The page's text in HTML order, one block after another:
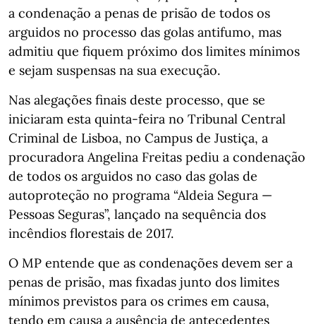
a condenação a penas de prisão de todos os
arguidos no processo das golas antifumo, mas
admitiu que fiquem próximo dos limites mínimos
e sejam suspensas na sua execução.
Nas alegações finais deste processo, que se
iniciaram esta quinta-feira no Tribunal Central
Criminal de Lisboa, no Campus de Justiça, a
procuradora Angelina Freitas pediu a condenação
de todos os arguidos no caso das golas de
autoproteção no programa “Aldeia Segura —
Pessoas Seguras”, lançado na sequência dos
incêndios florestais de 2017.
O MP entende que as condenações devem ser a
penas de prisão, mas fixadas junto dos limites
mínimos previstos para os crimes em causa,
tendo em causa a ausência de antecedentes